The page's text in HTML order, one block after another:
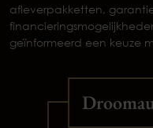
afleverpakketten,
geïnformeerd een keuze